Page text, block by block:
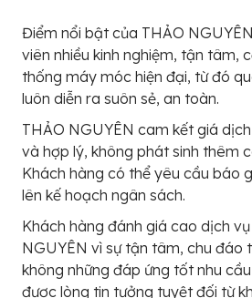
Điểm nổi bật của THẢO
viên nhiều kinh nghiệm, tận tâm,
thống máy móc hiện đại, từ đó
luôn diễn ra suôn sẻ, an toàn.
THẢO NGUYÊN cam kết giá
và hợp lý, không phát sinh thêm
Khách hàng có thể yêu cầu báo
lên kế hoạch ngân sách.
Khách hàng đánh giá cao dịch
NGUYÊN vì sự tận tâm, chu đáo
không những đáp ứng tốt nhu
được lòng tin tưởng tuyệt đối từ